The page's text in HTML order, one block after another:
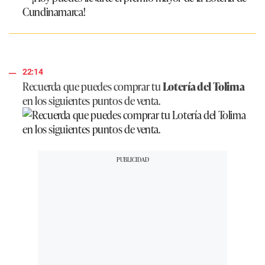
22:14
Recuerda que puedes comprar tuLotería del Tolima
en los siguientes puntos de venta.